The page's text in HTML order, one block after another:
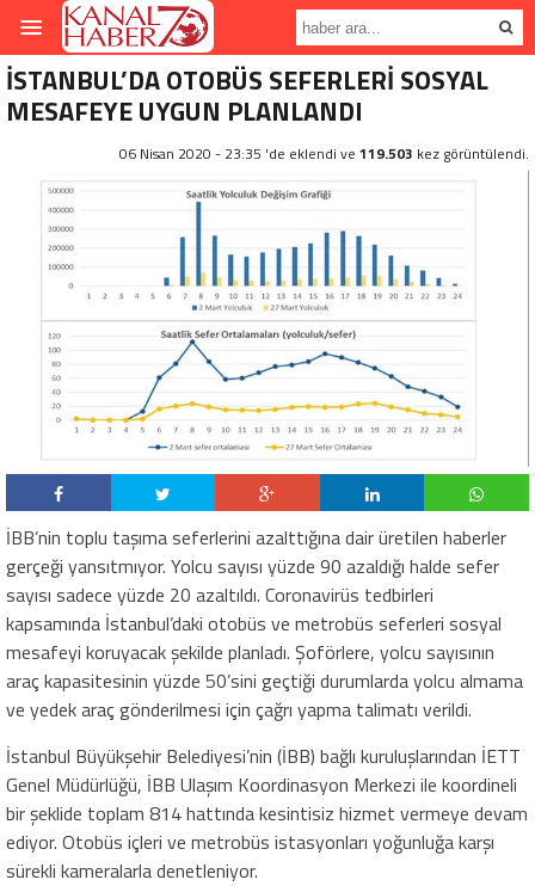
İSTANBUL’DA OTOBÜS SEFERLERİ SOSYAL
MESAFEYE UYGUN PLANLANDI
06 Nisan 2020 - 23:35 'de eklendi ve 119.503 kez görüntülendi.
İBB’nin toplu taşıma seferlerini azalttığına dair üretilen haberler
gerçeği yansıtmıyor. Yolcu sayısı yüzde 90 azaldığı halde sefer
sayısı sadece yüzde 20 azaltıldı. Coronavirüs tedbirleri
kapsamında İstanbul’daki otobüs ve metrobüs seferleri sosyal
mesafeyi koruyacak şekilde planladı. Şoförlere, yolcu sayısının
araç kapasitesinin yüzde 50’sini geçtiği durumlarda yolcu almama
ve yedek araç gönderilmesi için çağrı yapma talimatı verildi.
İstanbul Büyükşehir Belediyesi’nin (İBB) bağlı kuruluşlarından İETT
Genel Müdürlüğü, İBB Ulaşım Koordinasyon Merkezi ile koordineli
bir şeklide toplam 814 hattında kesintisiz hizmet vermeye devam
ediyor. Otobüs içleri ve metrobüs istasyonları yoğunluğa karşı
sürekli kameralarla denetleniyor.